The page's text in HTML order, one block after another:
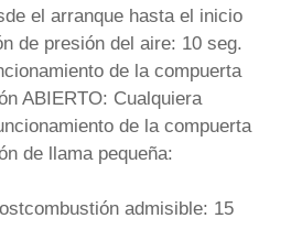
el arranque hasta el inicio
de presión del aire: 10 seg.
de la compuerta
ABIERTO: Cualquiera
de la compuerta
de llama pequeña:
admisible: 15